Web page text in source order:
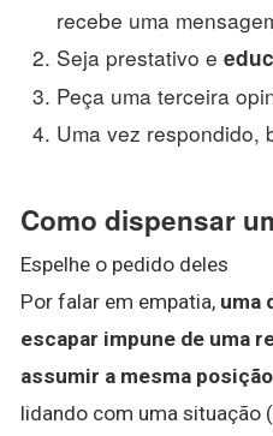
recebe uma
Seja prestativo e
Peça uma terceira
Uma vez respondido,
Como dispensar
Espelhe o pedido deles
Por falar em empatia, uma
escapar impune de uma
assumir a mesma
lidando com uma situação